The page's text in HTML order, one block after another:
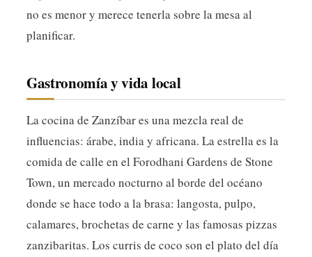
no es menor y merece tenerla sobre la mesa al
planificar.
Gastronomía y vida local
La cocina de Zanzíbar es una mezcla real de
influencias: árabe, india y africana. La estrella es la
comida de calle en el Forodhani Gardens de Stone
Town, un mercado nocturno al borde del océano
donde se hace todo a la brasa: langosta, pulpo,
calamares, brochetas de carne y las famosas pizzas
zanzibaritas. Los curris de coco son el plato del día